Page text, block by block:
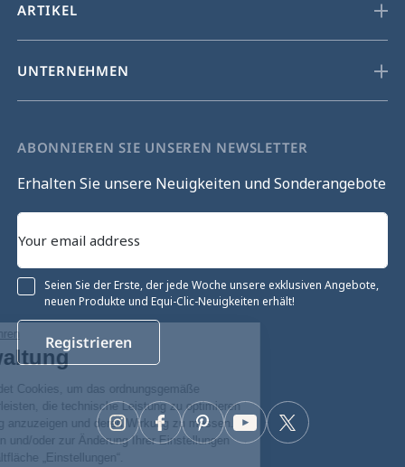
Cookie-Verwaltung
Unsere Website verwendet Cookies, um das ordnungsgemäße
Funktionieren zu gewährleisten, die technische Leistung zu optimieren
sowie relevante Werbung anzuzeigen und deren Wirkung zu messen.
Für weitere Informationen und/oder zur Änderung Ihrer Einstellungen
klicken Sie auf die Schaltfläche „Einstellungen“.
ARTIKEL
UNTERNEHMEN
ABONNIEREN SIE UNSEREN NEWSLETTER
Erhalten Sie unsere Neuigkeiten und Sonderangebote
Seien Sie der Erste, der jede Woche unsere exklusiven Angebote,
neuen Produkte und Equi-Clic-Neuigkeiten erhält!
Registrieren
Facebook Twitter
YouTube
Pinterest
Instagram